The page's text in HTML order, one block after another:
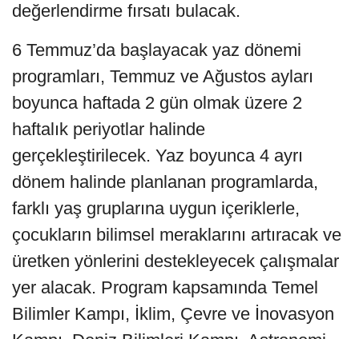
değerlendirme fırsatı bulacak.
6 Temmuz’da başlayacak yaz dönemi
programları, Temmuz ve Ağustos ayları
boyunca haftada 2 gün olmak üzere 2
haftalık periyotlar halinde
gerçekleştirilecek. Yaz boyunca 4 ayrı
dönem halinde planlanan programlarda,
farklı yaş gruplarına uygun içeriklerle,
çocukların bilimsel meraklarını artıracak ve
üretken yönlerini destekleyecek çalışmalar
yer alacak. Program kapsamında Temel
Bilimler Kampı, İklim, Çevre ve İnovasyon